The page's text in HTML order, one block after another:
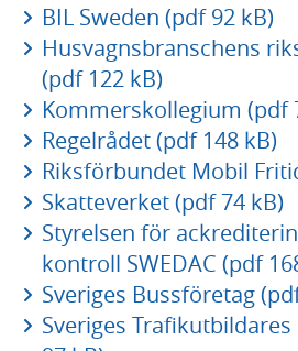
BIL Sweden (pdf 92 kB)
Husvagnsbranschens
(pdf 122 kB)
Kommerskollegium (pdf
Regelrådet (pdf 148 kB)
Riksförbundet Mobil
Skatteverket (pdf 74 kB)
Styrelsen för
kontroll SWEDAC (pdf
Sveriges Bussföretag
Sveriges